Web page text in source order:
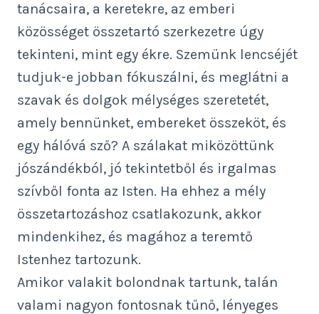
tanácsaira, a keretekre, az emberi
közösséget összetartó szerkezetre úgy
tekinteni, mint egy ékre. Szemünk lencséjét
tudjuk-e jobban fókuszálni, és meglátni a
szavak és dolgok mélységes szeretetét,
amely bennünket, embereket összeköt, és
egy hálóvá sző? A szálakat miközöttünk
jószándékból, jó tekintetből és irgalmas
szívből fonta az Isten. Ha ehhez a mély
összetartozáshoz csatlakozunk, akkor
mindenkihez, és magához a teremtő
Istenhez tartozunk.
Amikor valakit bolondnak tartunk, talán
valami nagyon fontosnak tűnő, lényeges